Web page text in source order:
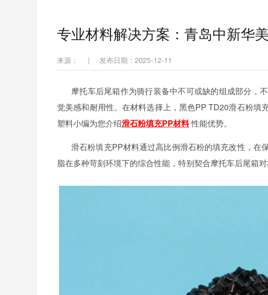
专业材料解决方案：青岛中新华
来源： | 发布日期：2025-12-11
摩托车后尾箱作为骑行装备中不可或缺的组成部分，
觉美感和耐用性。在材料选择上，黑色PP TD20滑石粉填
塑料小编为您介绍滑石粉填充PP材料性能优势。
滑石粉填充PP材料通过高比例滑石粉的填充改性，在
脂在多种苛刻环境下的综合性能，特别契合摩托车后尾箱对